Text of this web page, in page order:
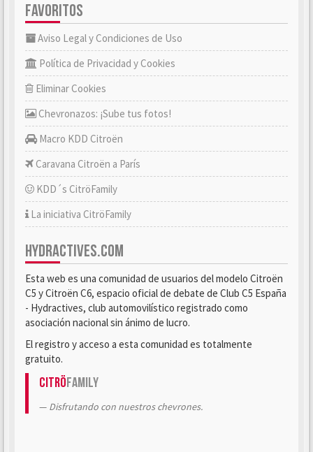
FAVORITOS
Aviso Legal y Condiciones de Uso
Política de Privacidad y Cookies
Eliminar Cookies
Chevronazos: ¡Sube tus fotos!
Macro KDD Citroën
Caravana Citroën a París
KDD´s CitröFamily
La iniciativa CitröFamily
HYDRACTIVES.COM
Esta web es una comunidad de usuarios del modelo Citroën
C5 y Citroën C6, espacio oficial de debate de Club C5 España
- Hydractives, club automovilístico registrado como
asociación nacional sin ánimo de lucro.
El registro y acceso a esta comunidad es totalmente
gratuito.
CitröFamily
Disfrutando con nuestros chevrones.